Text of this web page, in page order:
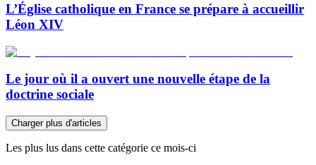
L’Église catholique en France se prépare à accueillir
Léon XIV
Le jour où il a ouvert une nouvelle étape de la
doctrine sociale
Charger plus d'articles
Les plus lus dans cette catégorie ce mois-ci